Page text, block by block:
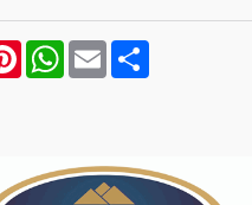
PinterestWhatsApp
Email